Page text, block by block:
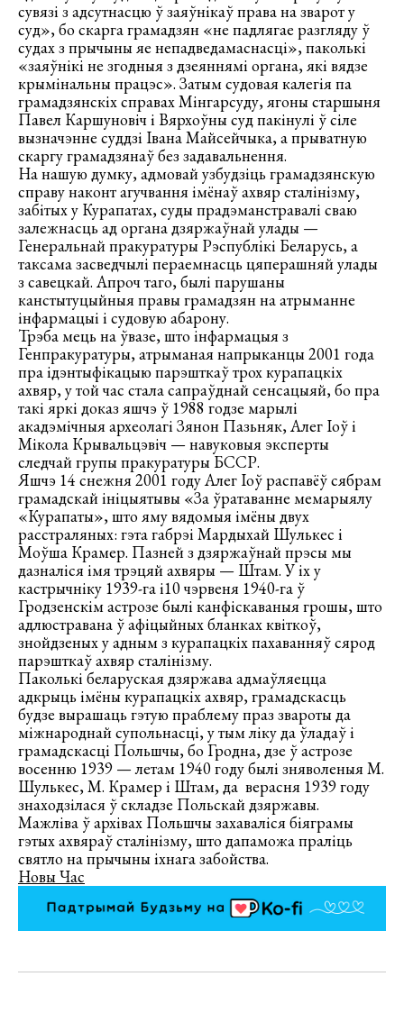
сувязі з адсутнасцю ў заяўнікаў права на зварот у
суд», бо скарга грамадзян «не падлягае разгляду ў
судах з прычыны яе непадведамаснасці», паколькі
«заяўнікі не згодныя з дзеяннямі органа, які вядзе
крымінальны працэс». Затым судовая калегія па
грамадзянскіх справах Мінгарсуду, ягоны старшыня
Павел Каршуновіч і Вярхоўны суд пакінулі ў сіле
вызначэнне суддзі Івана Майсейчыка, а прыватную
скаргу грамадзянаў без задавальнення.
На нашую думку, адмовай узбудзіць грамадзянскую
справу наконт агучвання імёнаў ахвяр сталінізму,
забітых у Курапатах, суды прадэманстравалі сваю
залежнасць ад органа дзяржаўнай улады —
Генеральнай пракуратуры Рэспублікі Беларусь, а
таксама засведчылі пераемнасць цяперашняй улады
з савецкай. Апроч таго, былі парушаны
канстытуцыйныя правы грамадзян на атрыманне
інфармацыі і судовую абарону.
Трэба мець на ўвазе, што інфармацыя з
Генпракуратуры, атрыманая напрыканцы 2001 года
пра ідэнтыфікацыю парэшткаў трох курапацкіх
ахвяр, у той час стала сапраўднай сенсацыяй, бо пра
такі яркі доказ яшчэ ў 1988 годзе марылі
акадэмічныя археолагі Зянон Пазьняк, Алег Іоў і
Мікола Крывальцэвіч — навуковыя эксперты
следчай групы пракуратуры БССР.
Яшчэ 14 снежня 2001 году Алег Іоў распавёў сябрам
грамадскай ініцыятывы «За ўратаванне мемарыялу
«Курапаты», што яму вядомыя імёны двух
расстраляных: гэта габрэі Мардыхай Шулькес і
Моўша Крамер. Пазней з дзяржаўнай прэсы мы
дазналіся імя трэцяй ахвяры — Штам. У іх у
кастрычніку 1939-га і10 чэрвеня 1940-га ў
Гродзенскім астрозе былі канфіскаваныя грошы, што
адлюстравана ў афіцыйных бланках квіткоў,
знойдзеных у адным з курапацкіх пахаванняў сярод
парэшткаў ахвяр сталінізму.
Паколькі беларуская дзяржава адмаўляецца
адкрыць імёны курапацкіх ахвяр, грамадскасць
будзе вырашаць гэтую праблему праз звароты да
міжнароднай супольнасці, у тым ліку да ўладаў і
грамадскасці Польшчы, бо Гродна, дзе ў астрозе
восенню 1939 — летам 1940 году былі зняволеныя М.
Шулькес, М. Крамер і Штам, да верасня 1939 году
знаходзілася ў складзе Польскай дзяржавы.
Мажліва ў архівах Польшчы захаваліся біяграмы
гэтых ахвяраў сталінізму, што дапаможа праліць
святло на прычыны іхнага забойства.
Новы Час